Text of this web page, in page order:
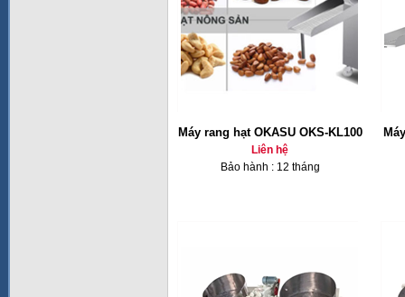
Máy rang hạt OKASU OKS-KL100
Liên hệ
Bảo hành : 12 tháng